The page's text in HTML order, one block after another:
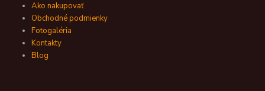
Ako nakupovať
Obchodné podmienky
Fotogaléria
Kontakty
Blog